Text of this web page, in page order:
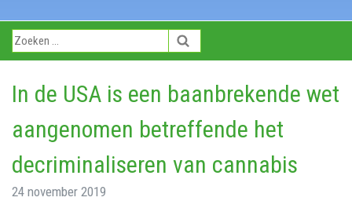
In de USA is een baanbrekende wet
aangenomen betreffende het
decriminaliseren van cannabis
24 november 2019